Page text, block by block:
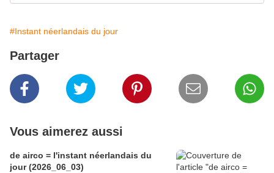
#Instant néerlandais du jour
Partager
Vous aimerez aussi
de airco = l'instant néerlandais du
jour (2026_06_03)